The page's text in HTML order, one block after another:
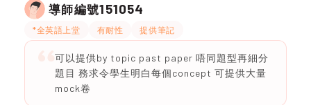
導師編號151054
*全英語上堂 有耐性 提供筆記
可以提供by topic past paper 唔同題型再細分
題目 務求令學生明白每個concept 可提供大量
mock卷